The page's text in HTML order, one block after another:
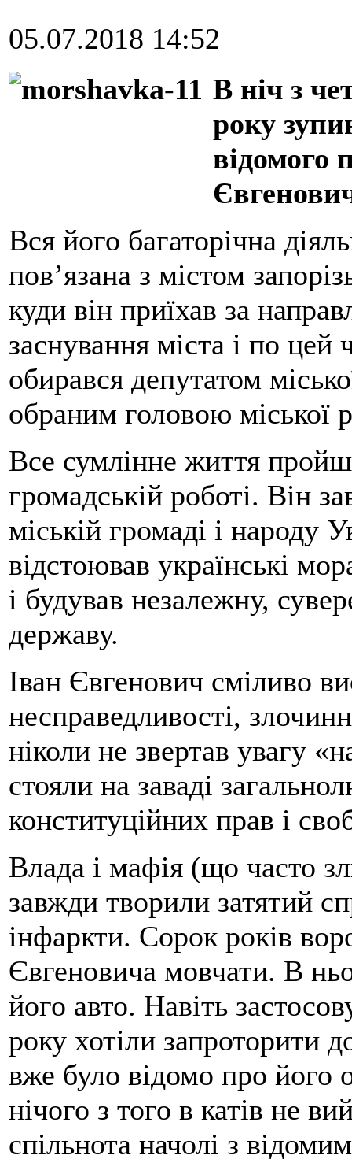
05.07.2018 14:52
В ніч з
року
відомого
Вся його багаторічна
пов’язана з містом
куди він приїхав за
заснування міста і по цей
обирався депутатом
обраним головою міської
Все сумлінне життя
громадській роботі. Він
міській громаді і
відстоював українські
і будував незалежну,
державу.
Іван Євгенович сміливо
несправедливості,
ніколи не звертав увагу
стояли на заваді
конституційних прав і
Влада і мафія (що часто
завжди творили затятий
інфаркти. Сорок років
Євгеновича мовчати. В
його авто. Навіть
року хотіли запроторити
вже було відомо про його
нічого з того в катів не
спільнота начолі з